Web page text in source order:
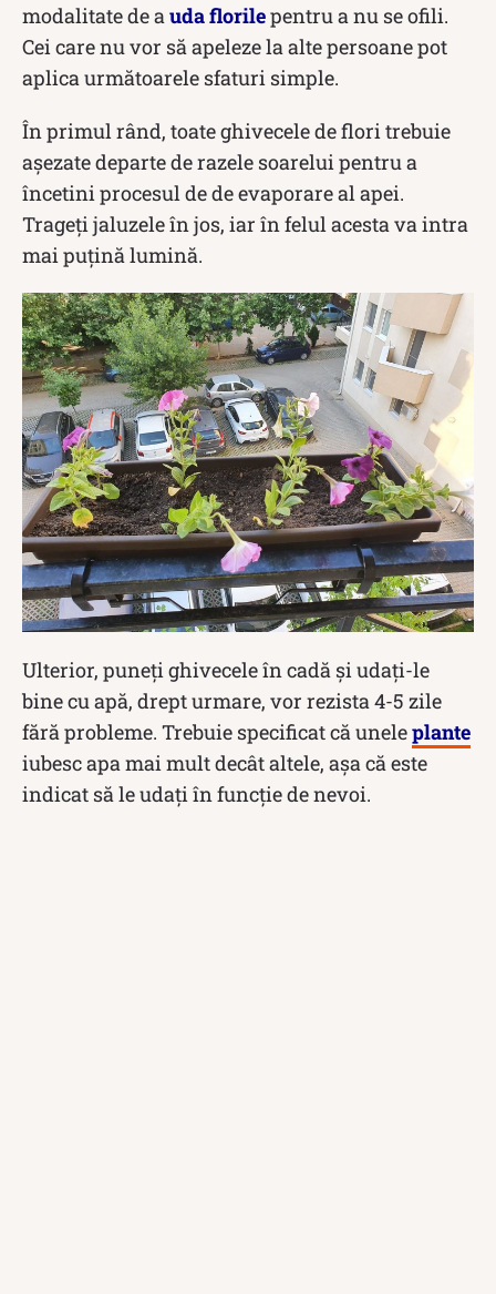
modalitate de a uda florilepentru a nu se ofili.
Cei care nu vor să apeleze la alte persoane pot
aplica următoarele sfaturi simple.
În primul rând, toate ghivecele de flori trebuie
așezate departe de razele soarelui pentru a
încetini procesul de de evaporare al apei.
Trageți jaluzele în jos, iar în felul acesta va intra
mai puțină lumină.
Ulterior, puneți ghivecele în cadă și udați-le
bine cu apă, drept urmare, vor rezista 4-5 zile
fără probleme. Trebuie specificat că uneleplante
iubesc apa mai mult decât altele, așa că este
indicat să le udați în funcție de nevoi.